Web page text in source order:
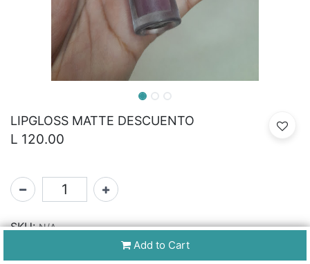
LIPGLOSS MATTE DESCUENTO
L 120.00
Add to Cart
SKU: N/A